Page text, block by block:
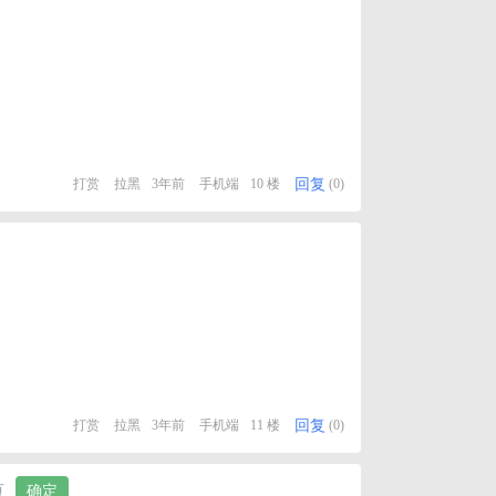
打赏 拉黑 3年前 手机端 10 楼 回复 (0)
打赏 拉黑 3年前 手机端 11 楼 回复 (0)
确定